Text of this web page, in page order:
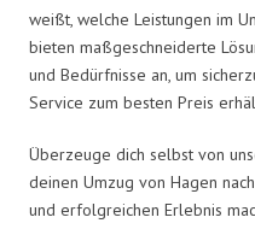
weißt, welche Leistungen im
bieten maßgeschneiderte
und Bedürfnisse an, um
Service zum besten Preis
Überzeuge dich selbst von
deinen Umzug von Hagen
und erfolgreichen Erlebnis